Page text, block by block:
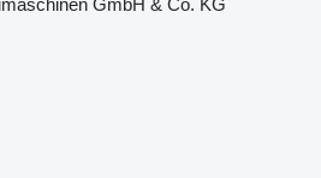
GmbH & Co. KG